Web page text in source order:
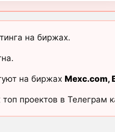
на биржах.
на биржах Mexc.com,
проектов в Телеграм